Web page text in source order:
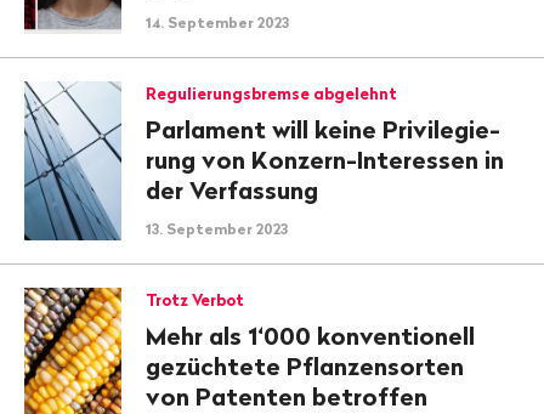
14. September 2023
Regulierungsbremse abgelehnt
Parlament will keine Privileg­ie­
rung von Konzern-Interessen in
der Verfassung
13. September 2023
Trotz Verbot
Mehr als 1‘000 konventionell
gezüchtete Pflanzensorten
von Patenten betroffen